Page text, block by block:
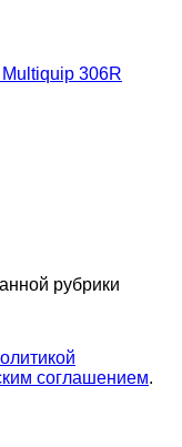
306R
рубрики
соглашением.